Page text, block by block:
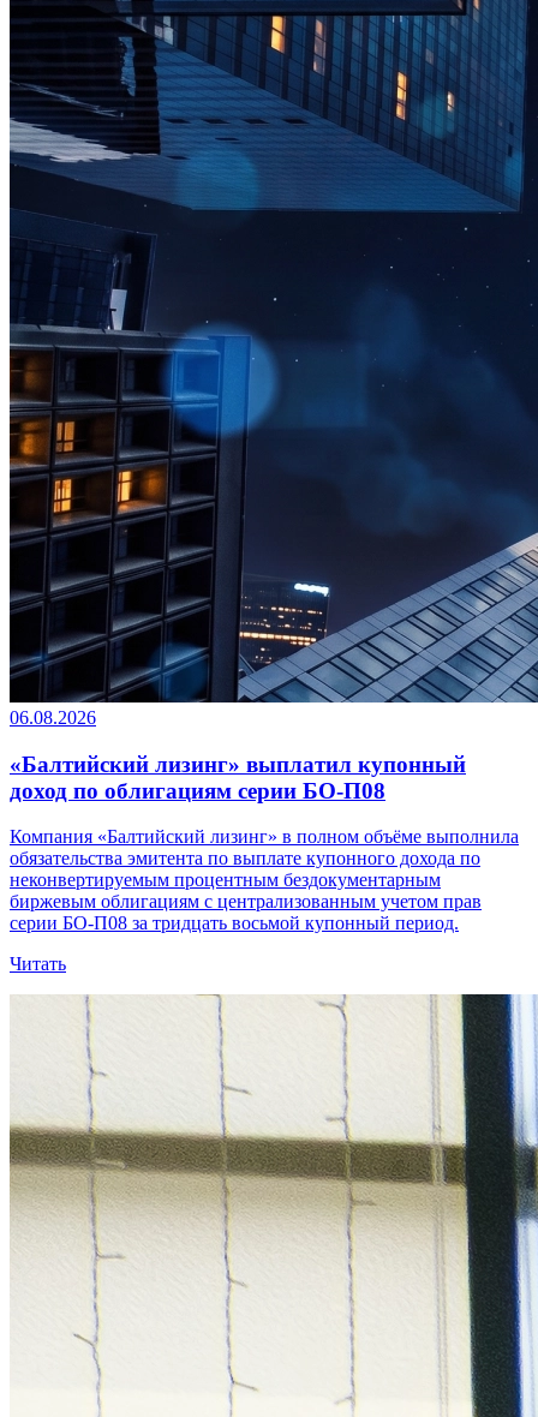
06.08.2026
«Балтийский лизинг» выплатил купонный
доход по облигациям серии БО-П08
Компания «Балтийский лизинг» в полном объёме выполнила
обязательства эмитента по выплате купонного дохода по
неконвертируемым процентным бездокументарным
биржевым облигациям с централизованным учетом прав
серии БО-П08 за тридцать восьмой купонный период.
Читать